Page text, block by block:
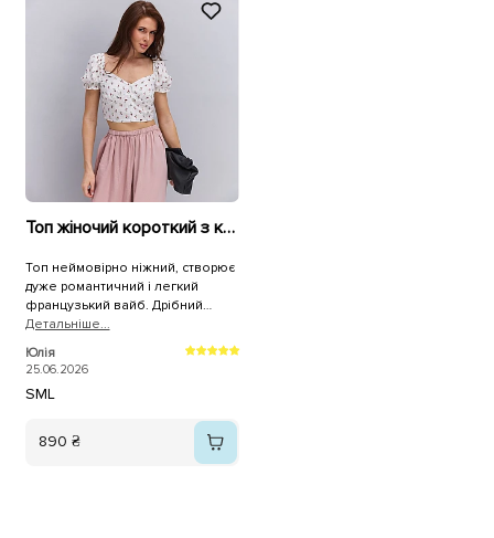
Топ жіночий короткий з квітами 595751 Молочний
Топ неймовірно ніжний, створює
дуже романтичний і легкий
французький вайб. Дрібний
принт на білому тлі виглядає мега
Детальнiше...
Юлія
25.06.2026
SML
890 ₴